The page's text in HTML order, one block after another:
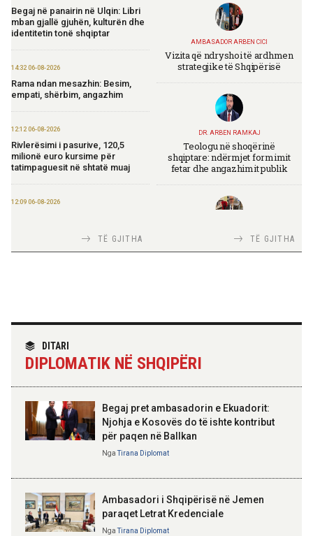
Begaj në panairin në Ulqin: Libri
mban gjallë gjuhën, kulturën dhe
identitetin tonë shqiptar
14:32 06-08-2026
Rama ndan mesazhin: Besim,
empati, shërbim, angazhim
12:12 06-08-2026
Rivlerësimi i pasurive, 120,5
milionë euro kursime për
tatimpaguesit në shtatë muaj
12:09 06-08-2026
09:52 06-08-2026
Përmbarimi Shtetëror, 22 zyra në
vendimeve të gjykatave
09:50 06-08-2026
Sejko: TIPS Clone do të ulë
mund të kursejë deri në 38
TË GJITHA
AMBASADOR ARBEN CICI
Vizita që ndryshoi të ardhmen
strategjike të Shqipërisë
DR. ARBEN RAMKAJ
Teologu në shoqërinë
shqiptare: ndërmjet formimit
fetar dhe angazhimit publik
TIRANA DIPLOMAT
TIRANA DIPLOMAT
Skënderbeut dhe Ismail
TË GJITHA
DITARI
DIPLOMATIK NË SHQIPËRI
Begaj pret ambasadorin e Ekuadorit:
Njohja e Kosovës do të ishte kontribut
për paqen në Ballkan
Nga Tirana Diplomat
Ambasadori i Shqipërisë në Jemen
paraqet Letrat Kredenciale
Nga Tirana Diplomat